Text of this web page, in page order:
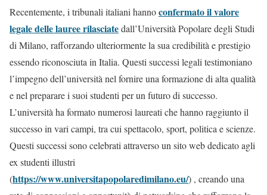
Recentemente, i tribunali italiani hannoconfermato il valore
legale delle lauree rilasciatedall’Università Popolare degli Studi
di Milano, rafforzando ulteriormente la sua credibilità e prestigio
essendo riconosciuta in Italia. Questi successi legali testimoniano
l’impegno dell’università nel fornire una formazione di alta qualità
e nel preparare i suoi studenti per un futuro di successo​​.
L’università ha formato numerosi laureati che hanno raggiunto il
successo in vari campi, tra cui spettacolo, sport, politica e scienze.
Questi successi sono celebrati attraverso un sito web dedicato agli
ex studenti illustri
(https://www.universitapopolaredimilano.eu/) , creando una